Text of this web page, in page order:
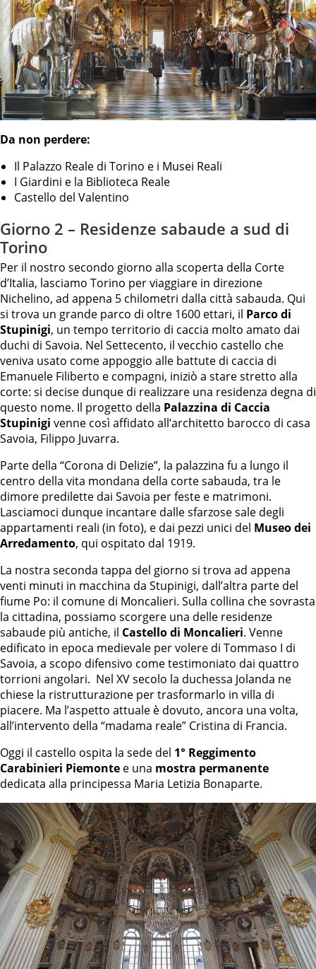
Da non perdere:
Il Palazzo Reale di Torino e i Musei Reali
I Giardini e la Biblioteca Reale
Castello del Valentino
Giorno 2 – Residenze sabaude a sud di
Torino
Per il nostro secondo giorno alla scoperta della Corte
d’Italia, lasciamo Torino per viaggiare in direzione
Nichelino, ad appena 5 chilometri dalla città sabauda. Qui
si trova un grande parco di oltre 1600 ettari, il Parco di
Stupinigi, un tempo territorio di caccia molto amato dai
duchi di Savoia. Nel Settecento, il vecchio castello che
veniva usato come appoggio alle battute di caccia di
Emanuele Filiberto e compagni, iniziò a stare stretto alla
corte: si decise dunque di realizzare una residenza degna di
questo nome. Il progetto della Palazzina di Caccia
Stupinigi venne così affidato all’architetto barocco di casa
Savoia, Filippo Juvarra.
Parte della “Corona di Delizie”, la palazzina fu a lungo il
centro della vita mondana della corte sabauda, tra le
dimore predilette dai Savoia per feste e matrimoni.
Lasciamoci dunque incantare dalle sfarzose sale degli
appartamenti reali (in foto), e dai pezzi unici del Museo dei
Arredamento, qui ospitato dal 1919.
La nostra seconda tappa del giorno si trova ad appena
venti minuti in macchina da Stupinigi, dall’altra parte del
fiume Po: il comune di Moncalieri. Sulla collina che sovrasta
la cittadina, possiamo scorgere una delle residenze
sabaude più antiche, il Castello di Moncalieri. Venne
edificato in epoca medievale per volere di Tommaso I di
Savoia, a scopo difensivo come testimoniato dai quattro
torrioni angolari. Nel XV secolo la duchessa Jolanda ne
chiese la ristrutturazione per trasformarlo in villa di
piacere. Ma l’aspetto attuale è dovuto, ancora una volta,
all’intervento della “madama reale” Cristina di Francia.
Oggi il castello ospita la sede del 1° Reggimento
Carabinieri Piemonte e una mostra permanente
dedicata alla principessa Maria Letizia Bonaparte.